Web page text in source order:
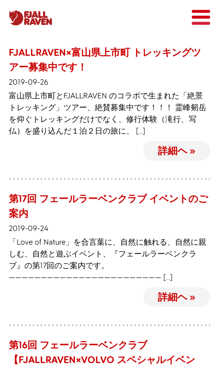
FJALLRAVEN×富山県上市町 トレッキングツ
アー募集中です！
2019-09-26
富山県上市町とFJALLRAVEN のコラボで生まれた「絶景
トレッキング」ツアー、絶賛募集中です！！！ 霊峰剱岳
を仰ぐトレッキングだけでなく、修行体験（滝行、写
仏）を盛り込んだ１泊２日の旅に、 […]
詳細ヘ »
第17回 フェールラーベンクラブ イベントのご
案内
2019-09-24
「Love of Nature」を合言葉に、自然に触れる、自然に親
しむ、自然と遊ぶイベント、『フェールラーベンクラ
ブ』の第17回のご案内です。
———————————————————————— […]
詳細ヘ »
第16回 フェールラーベンクラブ
【FJALLRAVEN×VOLVO スペシャルイベン